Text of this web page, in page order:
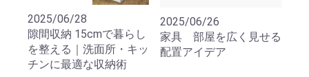
2025/06/28
隙間収納 15cmで暮らし
を整える｜洗面所・キッ
チンに最適な収納術
2025/06/26
家具 部屋を広く見せる
配置アイデア